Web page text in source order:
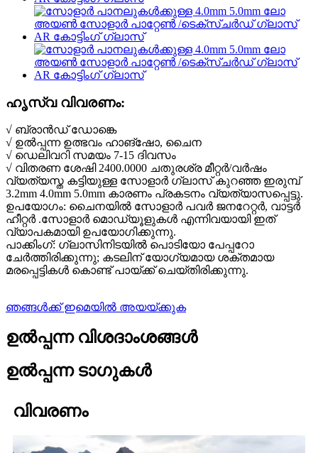
ഹൃസ്വ വിവരണം:
√ ബ്രാൻഡ് ഡോങ്കെ
√ ഉൽപ്പന്ന ഉത്ഭവം ഹാങ്‌ഷോ, ചൈന
√ ഡെലിവറി സമയം 7-15 ദിവസം
√ വിതരണ ശേഷി 2400.0000 ചതുരശ്ര മീറ്റർ/വർഷം
വ്യത്യസ്ത കട്ടിയുള്ള സോളാർ ഗ്ലാസ് കുറഞ്ഞ ഇരുമ്പ്
3.2mm 4.0mm 5.0mm കാരണം പ്രകടനം വ്യത്യാസപ്പെട്ടു.
ഉപയോഗം: ചൈനയിൽ സോളാർ പവർ ജനറേറ്റർ, വാട്ടർ
ഹീറ്റർ .സോളാർ മൊഡ്യൂളുകൾ എന്നിവയായി ഇത്
വ്യാപകമായി ഉപയോഗിക്കുന്നു.
പാക്കിംഗ്: ഗ്ലാസിനിടയിൽ പൊടിയോ പേപ്പറോ
ചേർത്തിരിക്കുന്നു; കടലിന് യോഗ്യമായ ശക്തമായ
മരപ്പെട്ടികൾ കൊണ്ട് പായ്ക്ക് ചെയ്തിരിക്കുന്നു.
ഞങ്ങൾക്ക് ഇമെയിൽ അയയ്ക്കുക
ഉൽപ്പന്ന വിശദാംശങ്ങൾ
ഉൽപ്പന്ന ടാഗുകൾ
വിവരണം